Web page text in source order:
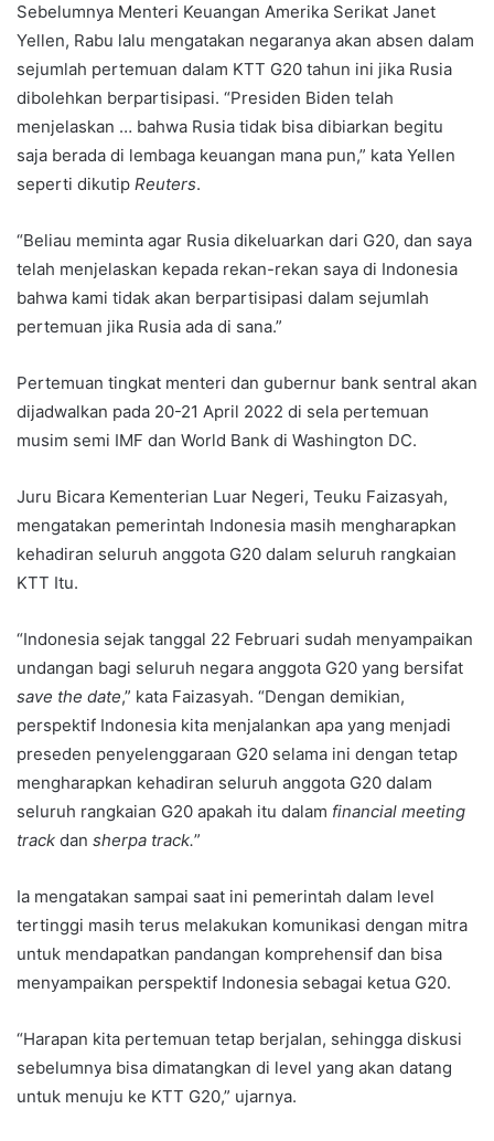
Sebelumnya Menteri Keuangan Amerika Serikat Janet
Yellen, Rabu lalu mengatakan negaranya akan absen dalam
sejumlah pertemuan dalam KTT G20 tahun ini jika Rusia
dibolehkan berpartisipasi. “Presiden Biden telah
menjelaskan … bahwa Rusia tidak bisa dibiarkan begitu
saja berada di lembaga keuangan mana pun,” kata Yellen
seperti dikutip Reuters.
“Beliau meminta agar Rusia dikeluarkan dari G20, dan saya
telah menjelaskan kepada rekan-rekan saya di Indonesia
bahwa kami tidak akan berpartisipasi dalam sejumlah
pertemuan jika Rusia ada di sana.”
Pertemuan tingkat menteri dan gubernur bank sentral akan
dijadwalkan pada 20-21 April 2022 di sela pertemuan
musim semi IMF dan World Bank di Washington DC.
Juru Bicara Kementerian Luar Negeri, Teuku Faizasyah,
mengatakan pemerintah Indonesia masih mengharapkan
kehadiran seluruh anggota G20 dalam seluruh rangkaian
KTT Itu.
“Indonesia sejak tanggal 22 Februari sudah menyampaikan
undangan bagi seluruh negara anggota G20 yang bersifat
save the date,” kata Faizasyah. “Dengan demikian,
perspektif Indonesia kita menjalankan apa yang menjadi
preseden penyelenggaraan G20 selama ini dengan tetap
mengharapkan kehadiran seluruh anggota G20 dalam
seluruh rangkaian G20 apakah itu dalam financial meeting
track dan sherpa track.”
Ia mengatakan sampai saat ini pemerintah dalam level
tertinggi masih terus melakukan komunikasi dengan mitra
untuk mendapatkan pandangan komprehensif dan bisa
menyampaikan perspektif Indonesia sebagai ketua G20.
“Harapan kita pertemuan tetap berjalan, sehingga diskusi
sebelumnya bisa dimatangkan di level yang akan datang
untuk menuju ke KTT G20,” ujarnya.